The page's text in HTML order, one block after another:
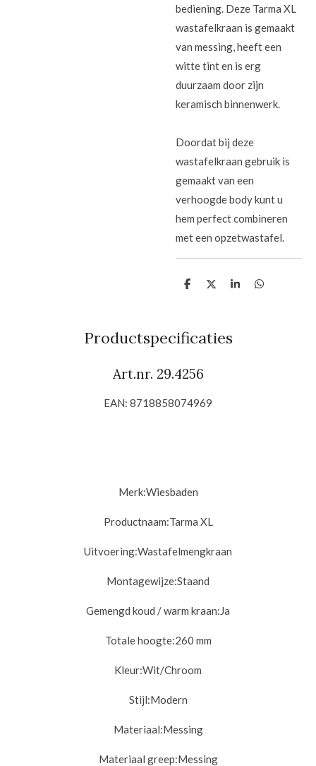
bediening. Deze Tarma XL
wastafelkraan is gemaakt
van messing, heeft een
witte tint en is erg
duurzaam door zijn
keramisch binnenwerk.
Doordat bij deze
wastafelkraan gebruik is
gemaakt van een
verhoogde body kunt u
hem perfect combineren
met een opzetwastafel.
D
n
D
S
D
Productspecificaties
Art.nr. 29.4256
EAN: 8718858074969
Merk:Wiesbaden
Productnaam:Tarma XL
Uitvoering:Wastafelmengkraan
Montagewijze:Staand
Gemengd koud / warm kraan:Ja
Totale hoogte:260 mm
Kleur:Wit/Chroom
Stijl:Modern
Materiaal:Messing
Materiaal greep:Messing